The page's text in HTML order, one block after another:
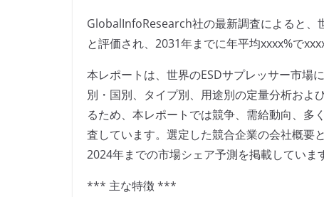
GlobalInfoResearch社の最新調査によると、
と評価され、2031年までに年平均xxxx%で
本レポートは、世界のESDサプレッサー市場
別・国別、タイプ別、用途別の定量分析およ
るため、本レポートでは競争、需給動向、多
査しています。選定した競合企業の会社概要
2024年までの市場シェア予測を掲載していま
*** 主な特徴 ***